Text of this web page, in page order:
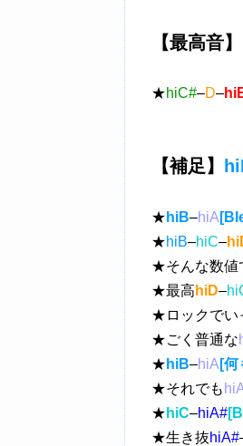
【最高音】
★hiC#–D–
【補足】
★ hiB–hiA
★hiB–hiC–
★そんな数値
★最高 hiD–
★ロックでい
★ごく普通な
★ hiB–hiA [何
★それでも
★ hiC–hiA#
★生き抜hiA#